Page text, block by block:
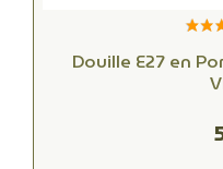
Douille E27 en